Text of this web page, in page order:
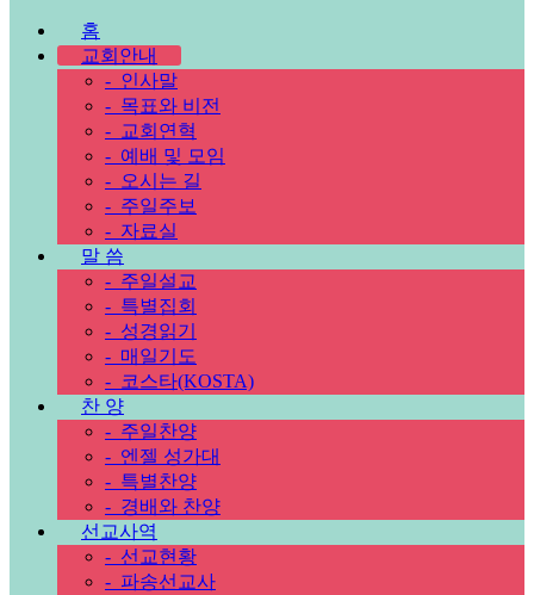
홈
교회안내
- 인사말
- 목표와 비전
- 교회연혁
- 예배 및 모임
- 오시는 길
- 주일주보
- 자료실
말 씀
- 주일설교
- 특별집회
- 성경읽기
- 매일기도
- 코스타(KOSTA)
찬 양
- 주일찬양
- 엔젤 성가대
- 특별찬양
- 경배와 찬양
선교사역
- 선교현황
- 파송선교사